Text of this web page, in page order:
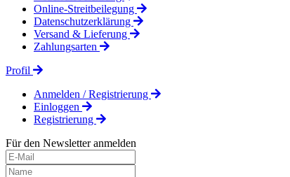
Online-Streitbeilegung
Datenschutzerklärung
Versand & Lieferung
Zahlungsarten
Profil
Anmelden / Registrierung
Einloggen
Registrierung
Für den Newsletter anmelden